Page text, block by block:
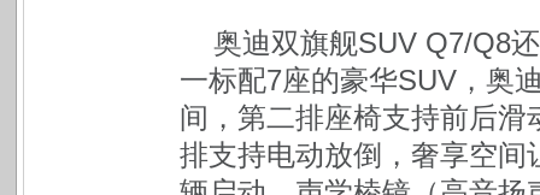
奥迪双旗舰SUV Q7/Q8
一标配7座的豪华SUV，奥
间，第二排座椅支持前后
排支持电动放倒，奢享空